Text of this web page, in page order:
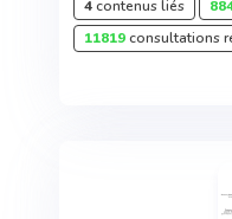
4contenus liés
11819consultations